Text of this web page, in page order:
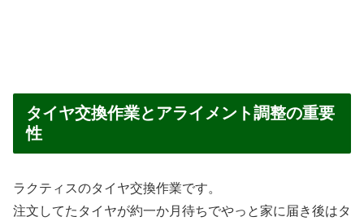
タイヤ交換作業とアライメント調整の重要
性
ラクティスのタイヤ交換作業です。
注文してたタイヤが約一か月待ちでやっと家に届き後はタ